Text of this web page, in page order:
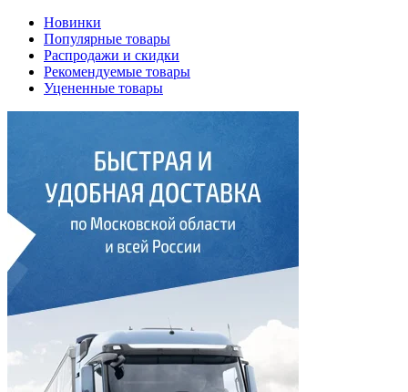
Новинки
Популярные товары
Распродажи и скидки
Рекомендуемые товары
Уцененные товары